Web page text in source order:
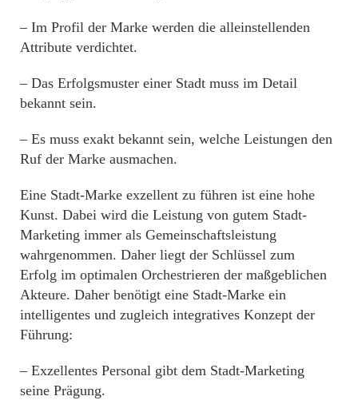
– Im Profil der Marke werden die alleinstellenden
Attribute verdichtet.
– Das Erfolgsmuster einer Stadt muss im Detail
bekannt sein.
– Es muss exakt bekannt sein, welche Leistungen den
Ruf der Marke ausmachen.
Eine Stadt-Marke exzellent zu führen ist eine hohe
Kunst. Dabei wird die Leistung von gutem Stadt-
Marketing immer als Gemeinschaftsleistung
wahrgenommen. Daher liegt der Schlüssel zum
Erfolg im optimalen Orchestrieren der maßgeblichen
Akteure. Daher benötigt eine Stadt-Marke ein
intelligentes und zugleich integratives Konzept der
Führung:
– Exzellentes Personal gibt dem Stadt-Marketing
seine Prägung.